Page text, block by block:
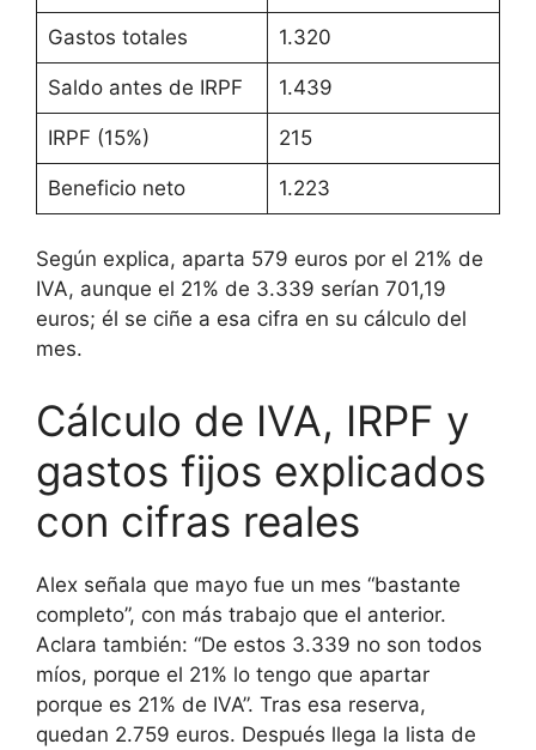
Gastos totales 1.320
Saldo antes de IRPF 1.439
IRPF (15%) 215
Beneficio neto 1.223
Según explica, aparta 579 euros por el 21% de
IVA, aunque el 21% de 3.339 serían 701,19
euros; él se ciñe a esa cifra en su cálculo del
mes.
Cálculo de IVA, IRPF y
gastos fijos explicados
con cifras reales
Alex señala que mayo fue un mes “bastante
completo”, con más trabajo que el anterior.
Aclara también: “De estos 3.339 no son todos
míos, porque el 21% lo tengo que apartar
porque es 21% de IVA”. Tras esa reserva,
quedan 2.759 euros. Después llega la lista de